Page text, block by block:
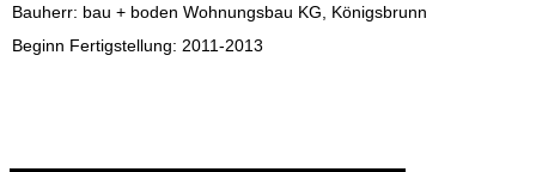
Bauherr: bau + boden Wohnungsbau KG, Königsbrunn
Beginn Fertigstellung: 2011-2013